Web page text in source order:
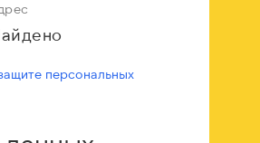
персональных